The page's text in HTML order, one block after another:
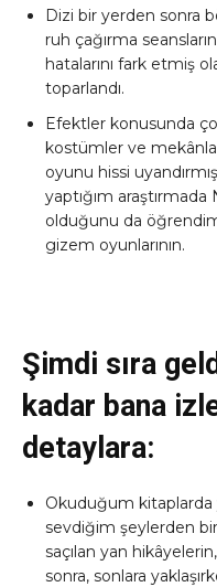
Dizi bir yerden sonra
ruh çağırma
hatalarını fark etmiş
toparlandı.
Efektler konusunda
kostümler ve
oyunu hissi
yaptığım
olduğunu da
gizem oyunlarının.
Şimdi sıra
kadar bana
detaylara:
Okuduğum
sevdiğim şeylerden
saçılan yan
sonra, sonlara